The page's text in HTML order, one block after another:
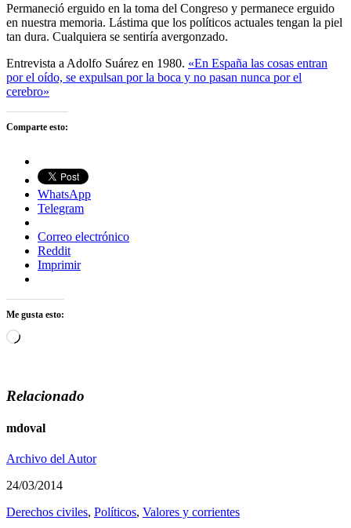
Permaneció erguido en la toma del Congreso y permanece erguido
en nuestra memoria. Lástima que los políticos actuales tengan la piel
tan dura. Cualquiera se sentiría avergonzado.
Entrevista a Adolfo Suárez en 1980. «En España las cosas entran
por el oí­do, se expulsan por la boca y no pasan nunca por el
cerebro»
Comparte esto:
WhatsApp
Telegram
Correo electrónico
Reddit
Imprimir
Me gusta esto:
Cargando...
Relacionado
mdoval
Archivo del Autor
24/03/2014
Derechos civiles, Polí­ticos, Valores y corrientes